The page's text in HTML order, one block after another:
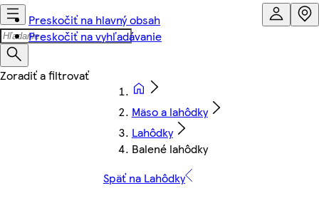
Preskočiť na hlavný obsah
Preskočiť na vyhľadávanie
Mäso a lahôdky
Lahôdky
Balené lahôdky
Späť na Lahôdky